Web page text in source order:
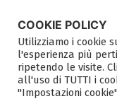
COOKIE POLICY
Utilizziamo i cookie
l'esperienza più
ripetendo le visite.
all'uso di TUTTI i
"Impostazioni